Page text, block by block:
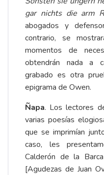
gar nichts die arm
abogados y
contrario, se
momentos de
obtendrán nada a
grabado es otra
epigrama de Owen.
Ñapa. Los lectores
varias poesías
que se imprimían
caso, les
Calderón de la
[Agudezas de Juan